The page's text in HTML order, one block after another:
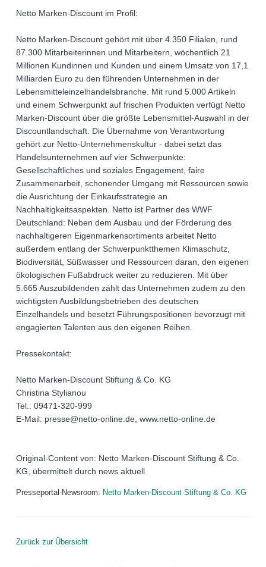
Netto Marken-Discount im Profil:
Netto Marken-Discount gehört mit über 4.350 Filialen, rund
87.300 Mitarbeiterinnen und Mitarbeitern, wöchentlich 21
Millionen Kundinnen und Kunden und einem Umsatz von 17,1
Milliarden Euro zu den führenden Unternehmen in der
Lebensmitteleinzelhandelsbranche. Mit rund 5.000 Artikeln
und einem Schwerpunkt auf frischen Produkten verfügt Netto
Marken-Discount über die größte Lebensmittel-Auswahl in der
Discountlandschaft. Die Übernahme von Verantwortung
gehört zur Netto-Unternehmenskultur - dabei setzt das
Handelsunternehmen auf vier Schwerpunkte:
Gesellschaftliches und soziales Engagement, faire
Zusammenarbeit, schonender Umgang mit Ressourcen sowie
die Ausrichtung der Einkaufsstrategie an
Nachhaltigkeitsaspekten. Netto ist Partner des WWF
Deutschland: Neben dem Ausbau und der Förderung des
nachhaltigeren Eigenmarkensortiments arbeitet Netto
außerdem entlang der Schwerpunktthemen Klimaschutz,
Biodiversität, Süßwasser und Ressourcen daran, den eigenen
ökologischen Fußabdruck weiter zu reduzieren. Mit über
5.665 Auszubildenden zählt das Unternehmen zudem zu den
wichtigsten Ausbildungsbetrieben des deutschen
Einzelhandels und besetzt Führungspositionen bevorzugt mit
engagierten Talenten aus den eigenen Reihen.
Pressekontakt:
Netto Marken-Discount Stiftung & Co. KG
Christina Stylianou
Tel.: 09471-320-999
E-Mail: presse@netto-online.de, www.netto-online.de
Original-Content von: Netto Marken-Discount Stiftung & Co.
KG, übermittelt durch news aktuell
Presseportal-Newsroom: Netto Marken-Discount Stiftung & Co. KG
Zurück zur Übersicht